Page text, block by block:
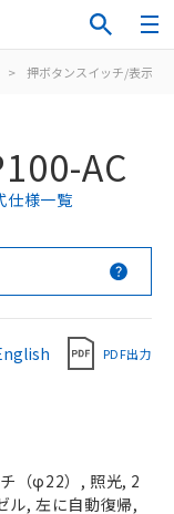
> 押ボタンスイッチ/表示灯
AC
仕様一覧
PDF出力
（φ22）, 照光, 2
ル, 左に自動復帰,